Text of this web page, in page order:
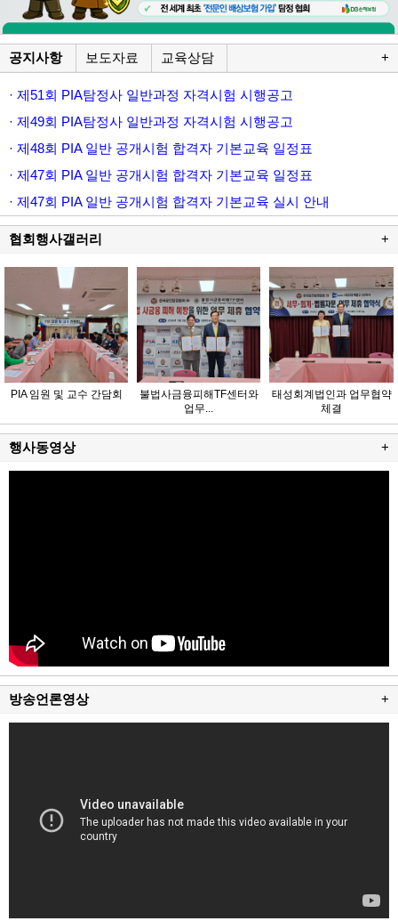
공지사항 보도자료 교육상담 +
· 제51회 PIA탐정사 일반과정 자격시험 시행공고
· 제49회 PIA탐정사 일반과정 자격시험 시행공고
· 제48회 PIA 일반 공개시험 합격자 기본교육 일정표
· 제47회 PIA 일반 공개시험 합격자 기본교육 일정표
· 제47회 PIA 일반 공개시험 합격자 기본교육 실시 안내
협회행사갤러리 +
PIA 임원 및 교수 간담회
불법사금융피해TF센터와
업무...
태성회계법인과 업무협약
체결
행사동영상 +
방송언론영상 +